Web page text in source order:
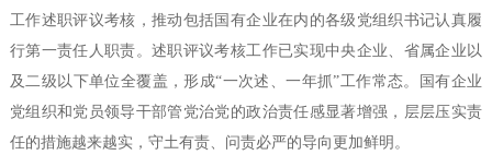
工作述职评议考核，推动包括国有企业在内的各级党组织书记认真履
行第一责任人职责。述职评议考核工作已实现中央企业、省属企业以
及二级以下单位全覆盖，形成“一次述、一年抓”工作常态。国有企业
党组织和党员领导干部管党治党的政治责任感显著增强，层层压实责
任的措施越来越实，守土有责、问责必严的导向更加鲜明。